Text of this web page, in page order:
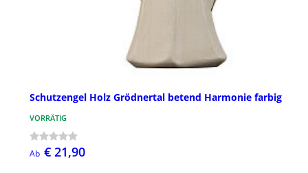
Schutzengel Holz Grödnertal betend Harmonie farbig
VORRÄTIG
Ab € 21,90